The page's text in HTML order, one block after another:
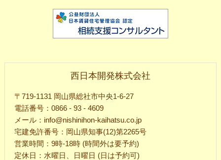
西日本開発株式会社
〒719-1131 岡山県総社市中央1-6-27
電話番号：0866 - 93 - 4609
メール：info@nishinihon-kaihatsu.co.jp
宅建免許番号：岡山県知事(12)第2265号
営業時間：9時-18時 (時間外は要予約)
定休日：水曜日、日曜日 (日は予約可)